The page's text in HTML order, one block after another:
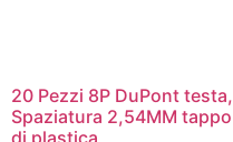
20 Pezzi 8P DuPont testa,
Spaziatura 2,54MM tappo
di plastica